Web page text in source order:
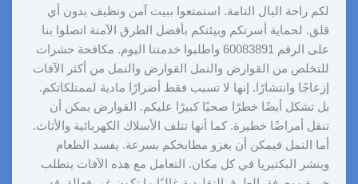
لكم راحة البال التامة. استمتعوا ببيت آمن ونظيف بدون أي
قلق. لحماية أسرتكم وبيئتكم بأفضل الطرق الآمنة اتصلوا بنا
على الرقم 60083891 واطلبوا خدمتنا اليوم. مكافحة حشرات
للتخلص من القوارض والنمل القوارض والنمل من أكثر الآفات
إزعاجًا وانتشارًا. إنها لا تسبب فقط أضرارًا مادية لممتلكاتكم.
بل تشكل أيضًا خطرًا صحيًا كبيرًا عليكم. القوارض يمكن أن
تنقل أمراضًا خطيرة. كما أنها تتلف الأسلاك الكهربائية والأثاث.
أما النمل فيمكن أن يغزو مطابخكم بسرعة. يفسد الطعام
وينشر البكتيريا في كل مكان. التعامل مع هذه الآفات يتطلب